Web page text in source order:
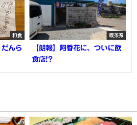
和食
だんら
喫茶系
【朗報】阿香花に、ついに飲
食店!?